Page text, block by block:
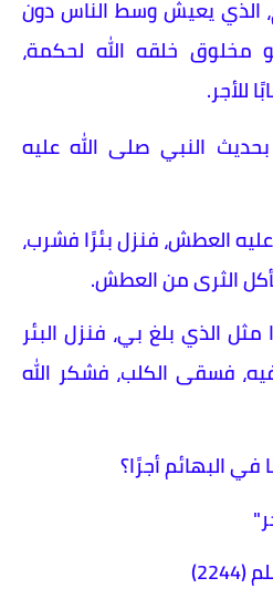
الذي يعيش وسط الناس دون
مخلوق خلقه الله لحكمة،
للأجر.
النبي صلى الله عليه
العطش، فنزل بئرًا فشرب،
الثرى من العطش.
الذي بلغ بي، فنزل البئر
فسقى الكلب، فشكر الله
في البهائم أجرًا؟